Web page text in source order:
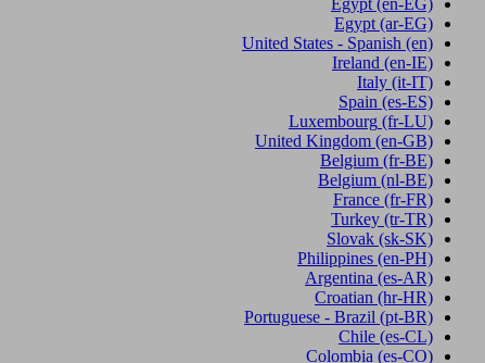
Egypt (en-EG)
Egypt (ar-EG)
United States - Spanish (en)
Ireland (en-IE)
Italy (it-IT)
Spain (es-ES)
Luxembourg (fr-LU)
United Kingdom (en-GB)
Belgium (fr-BE)
Belgium (nl-BE)
France (fr-FR)
Turkey (tr-TR)
Slovak (sk-SK)
Philippines (en-PH)
Argentina (es-AR)
Croatian (hr-HR)
Portuguese - Brazil (pt-BR)
Chile (es-CL)
Colombia (es-CO)